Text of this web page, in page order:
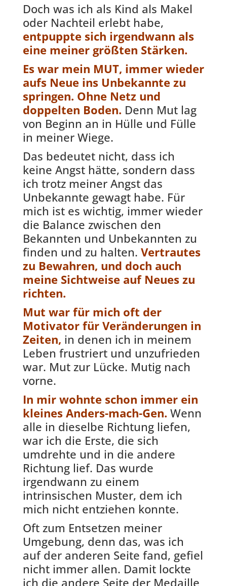
Doch was ich als Kind als Makel
oder Nachteil erlebt habe,
entpuppte sich irgendwann als
eine meiner größten Stärken.
Es war mein MUT, immer wieder
aufs Neue ins Unbekannte zu
springen. Ohne Netz und
doppelten Boden. Denn Mut lag
von Beginn an in Hülle und Fülle
in meiner Wiege.
Das bedeutet nicht, dass ich
keine Angst hätte, sondern dass
ich trotz meiner Angst das
Unbekannte gewagt habe. Für
mich ist es wichtig, immer wieder
die Balance zwischen den
Bekannten und Unbekannten zu
finden und zu halten. Vertrautes
zu Bewahren, und doch auch
meine Sichtweise auf Neues zu
richten.
Mut war für mich oft der
Motivator für Veränderungen in
Zeiten, in denen ich in meinem
Leben frustriert und unzufrieden
war. Mut zur Lücke. Mutig nach
vorne.
In mir wohnte schon immer ein
kleines Anders-mach-Gen. Wenn
alle in dieselbe Richtung liefen,
war ich die Erste, die sich
umdrehte und in die andere
Richtung lief. Das wurde
irgendwann zu einem
intrinsischen Muster, dem ich
mich nicht entziehen konnte.
Oft zum Entsetzen meiner
Umgebung, denn das, was ich
auf der anderen Seite fand, gefiel
nicht immer allen. Damit lockte
ich die andere Seite der Medaille